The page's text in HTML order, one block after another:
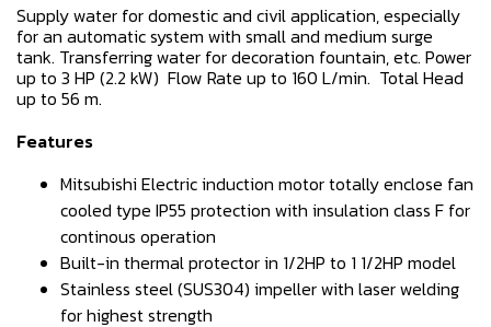
Supply water for domestic and civil application, especially
for an automatic system with small and medium surge
tank. Transferring water for decoration fountain, etc. Power
up to 3 HP (2.2 kW) Flow Rate up to 160 L/min. Total Head
up to 56 m.
Features
Mitsubishi Electric induction motor totally enclose fan
cooled type IP55 protection with insulation class F for
continous operation
Built-in thermal protector in 1/2HP to 1 1/2HP model
Stainless steel (SUS304) impeller with laser welding
for highest strength